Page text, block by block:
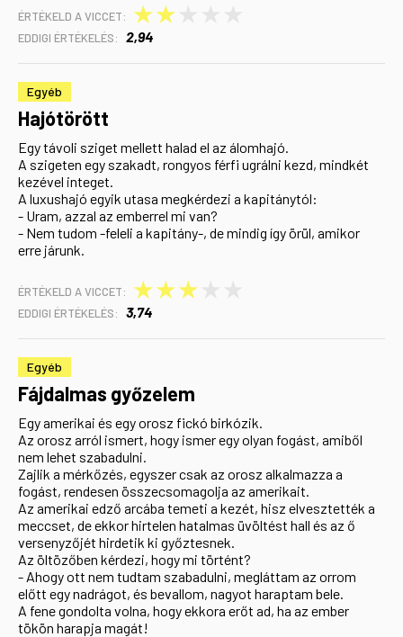
ÉRTÉKELD A VICCET: ★
★
EDDIGI ÉRTÉKELÉS: 2,94
Egyéb
Hajótörött
Egy távoli sziget mellett halad el az álomhajó.
A szigeten egy szakadt, rongyos férfi ugrálni kezd, mindkét
kezével integet.
A luxushajó egyik utasa megkérdezi a kapitánytól:
- Uram, azzal az emberrel mi van?
- Nem tudom -feleli a kapitány-, de mindig így örül, amikor
erre járunk.
ÉRTÉKELD A VICCET: ★
★
★
EDDIGI ÉRTÉKELÉS: 3,74
Egyéb
Fájdalmas győzelem
Egy amerikai és egy orosz fickó birkózik.
Az orosz arról ismert, hogy ismer egy olyan fogást, amiből
nem lehet szabadulni.
Zajlik a mérkőzés, egyszer csak az orosz alkalmazza a
fogást, rendesen összecsomagolja az amerikait.
Az amerikai edző arcába temeti a kezét, hisz elvesztették a
meccset, de ekkor hirtelen hatalmas üvöltést hall és az ő
versenyzőjét hirdetik ki győztesnek.
Az öltözőben kérdezi, hogy mi történt?
- Ahogy ott nem tudtam szabadulni, megláttam az orrom
előtt egy nadrágot, és bevallom, nagyot haraptam bele.
A fene gondolta volna, hogy ekkora erőt ad, ha az ember
tökön harapja magát!